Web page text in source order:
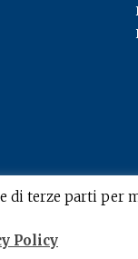
terze parti per
Policy